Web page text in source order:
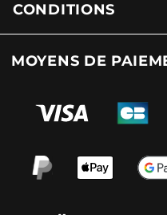
CONDITIONS
MOYENS DE